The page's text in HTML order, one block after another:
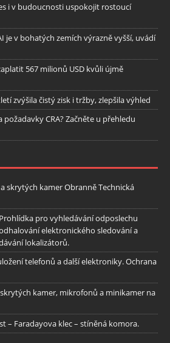
i v budoucnosti uspokojit rostoucí
je v bohatých zemích výrazně vyšší, uvádí
567 milionů USD kvůli újmě
zvýšila čistý zisk i tržby, zlepšila výhled
požadavky CRA? Začněte u přehledu
skrytých kamer Obranně Technická
pro vyhledávání odposlechu
elektronického sledování a
lokalizátorů.
telefonů a další elektroniky. Ochrana
kamer, mikrofonů a minikamer na
– Faradayova klec – stíněná komora.